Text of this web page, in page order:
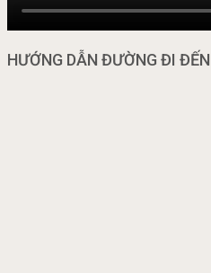
HƯỚNG DẪN ĐƯỜNG ĐI